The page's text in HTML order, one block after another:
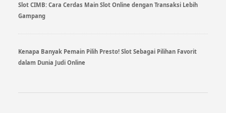
Slot CIMB: Cara Cerdas Main Slot Online dengan Transaksi Lebih
Gampang
Kenapa Banyak Pemain Pilih Presto! Slot Sebagai Pilihan Favorit
dalam Dunia Judi Online